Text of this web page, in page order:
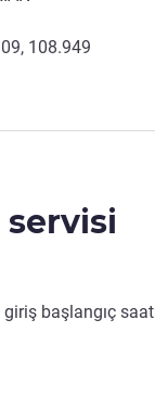
108.949
servisi
giriş başlangıç